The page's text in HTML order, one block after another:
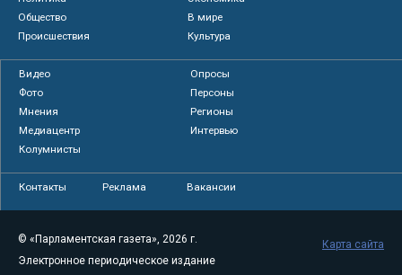
Общество
В мире
Происшествия
Культура
Видео
Опросы
Фото
Персоны
Мнения
Регионы
Медиацентр
Интервью
Колумнисты
Контакты Реклама Вакансии
© «Парламентская газета», 2026 г.
Электронное периодическое издание
Карта сайта